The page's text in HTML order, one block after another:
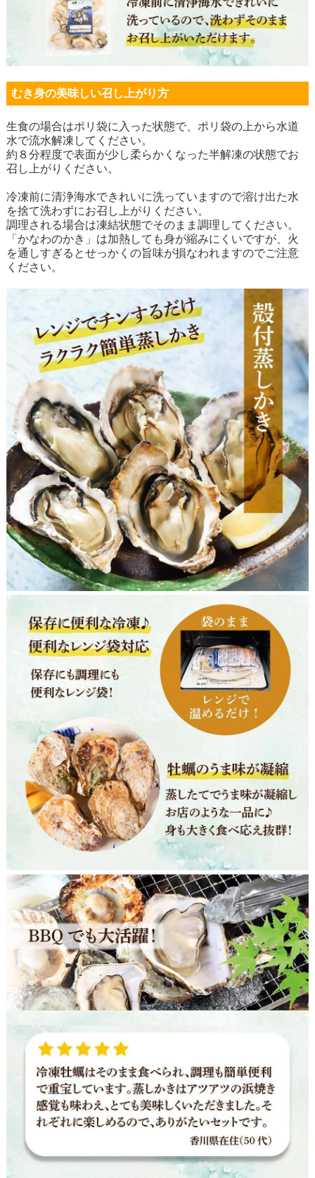
むき身の美味しい召し上がり方
生食の場合はポリ袋に入った状態で、ポリ袋の上から水道
水で流水解凍してください。
約８分程度で表面が少し柔らかくなった半解凍の状態でお
召し上がりください。
冷凍前に清浄海水できれいに洗っていますので溶け出た水
を捨て洗わずにお召し上がりください。
調理される場合は凍結状態でそのまま調理してください。
「かなわのかき」は加熱しても身が縮みにくいですが、火
を通しすぎるとせっかくの旨味が損なわれますのでご注意
ください。